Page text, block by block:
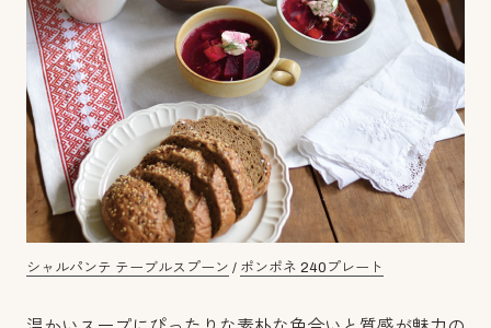
シャルパンテ テーブルスプーン / ポンポネ 240プレート